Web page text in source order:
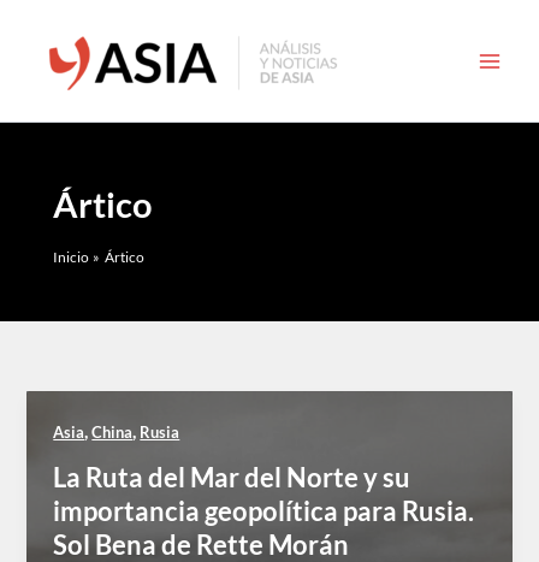
contenido
Ártico
Inicio Ártico
Asia,China, Rusia
La Ruta del Mar del Norte y su
importancia geopolítica para Rusia.
Sol Bena de Rette Morán